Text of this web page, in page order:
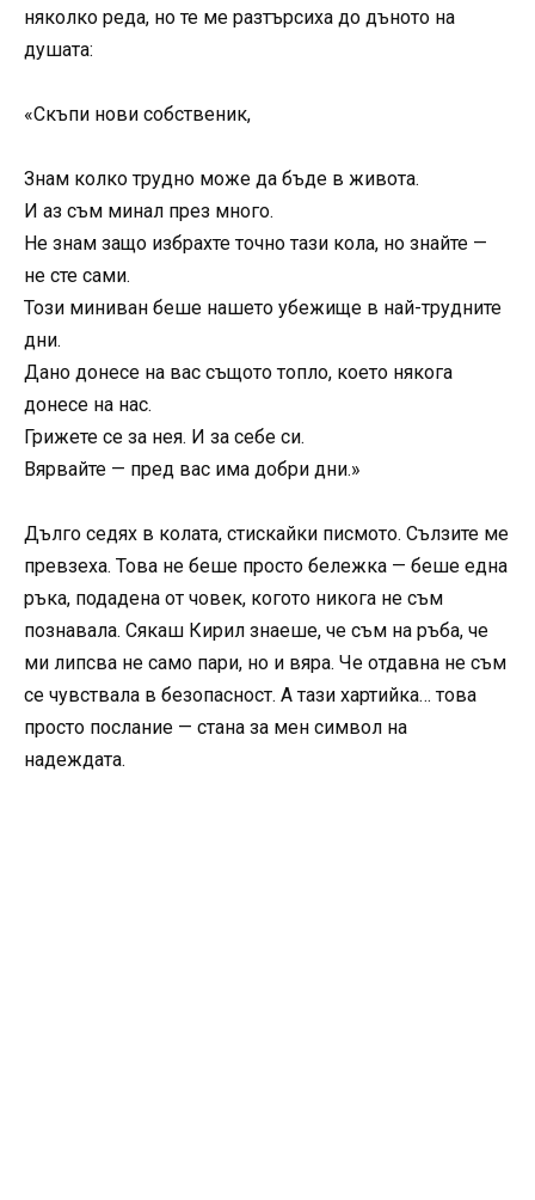
няколко реда, но те ме разтърсиха до дъното на
душата:
«Скъпи нови собственик,
Знам колко трудно може да бъде в живота.
И аз съм минал през много.
Не знам защо избрахте точно тази кола, но знайте —
не сте сами.
Този миниван беше нашето убежище в най-трудните
дни.
Дано донесе на вас същото топло, което някога
донесе на нас.
Грижете се за нея. И за себе си.
Вярвайте — пред вас има добри дни.»
Дълго седях в колата, стискайки писмото. Сълзите ме
превзеха. Това не беше просто бележка — беше една
ръка, подадена от човек, когото никога не съм
познавала. Сякаш Кирил знаеше, че съм на ръба, че
ми липсва не само пари, но и вяра. Че отдавна не съм
се чувствала в безопасност. А тази хартийка… това
просто послание — стана за мен символ на
надеждата.